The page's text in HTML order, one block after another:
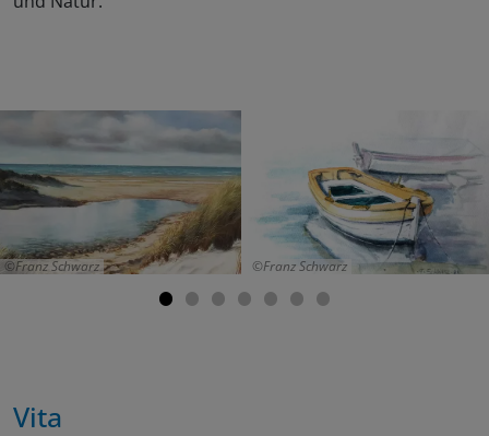
Franz Schwarz Franz Schwarz
Vita